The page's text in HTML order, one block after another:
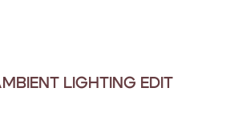
LIGHTING EDIT